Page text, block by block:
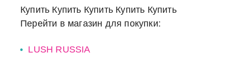
Купить Купить Купить Купить Купить
Перейти в магазин для покупки:
LUSH RUSSIA